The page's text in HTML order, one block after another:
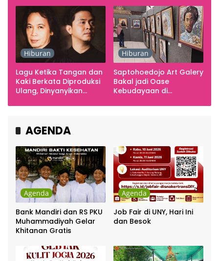
Hiburan
Lagu Ketika Tangan dan
Kaki Berkata Diproduksi
Ulang, Dinyanyikan
Chrisye
Hiburan
Saptohoedojo Art Galery
Bakal jadi Oase
Kebudayaan di
AGENDA
Agenda
Bank Mandiri dan RS PKU
Muhammadiyah Gelar
Khitanan Gratis
Agenda
Job Fair di UNY, Hari Ini
dan Besok